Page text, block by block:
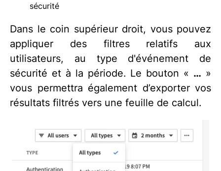
sécurité
Dans le coin supérieur droit, vous pouvez
appliquer des filtres relatifs aux
utilisateurs, au type d'événement de
sécurité et à la période. Le bouton « … »
vous permettra également d’exporter vos
résultats filtrés vers une feuille de calcul.